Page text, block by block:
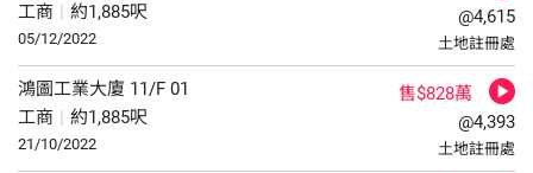
工商 | 約1,885呎
05/12/2022
@4,615
土地註冊處
鴻圖工業大廈 11/F 01
工商 | 約1,885呎
21/10/2022
售$828萬
@4,393
土地註冊處